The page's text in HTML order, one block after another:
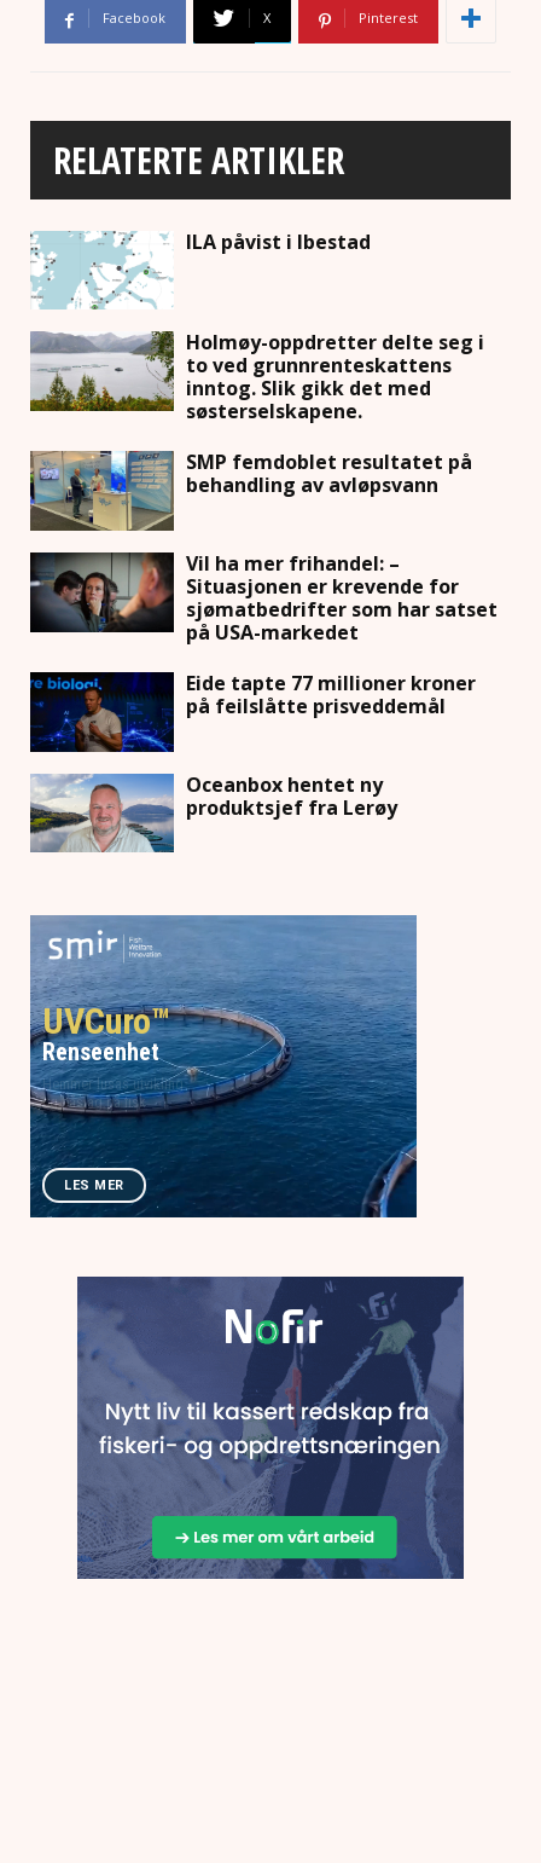
Facebook X Pinterest
RELATERTE ARTIKLER
ILA påvist i Ibestad
Holmøy-oppdretter delte seg i
to ved grunnrenteskattens
inntog. Slik gikk det med
søsterselskapene.
SMP femdoblet resultatet på
behandling av avløpsvann
Vil ha mer frihandel: –
Situasjonen er krevende for
sjømatbedrifter som har satset
på USA-markedet
Eide tapte 77 millioner kroner
på feilslåtte prisveddemål
Oceanbox hentet ny
produktsjef fra Lerøy